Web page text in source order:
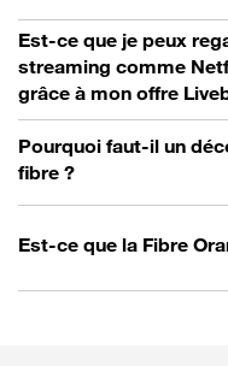
Est-ce que je peux
streaming comme
grâce à mon offre
Pourquoi faut-il un
fibre ?
Est-ce que la Fibre